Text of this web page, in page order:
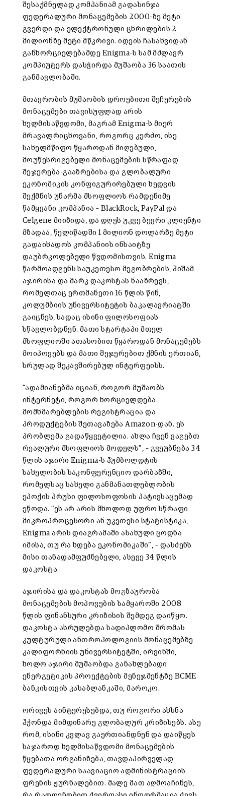
შესაქმნელად კომპანიამ გადასინჯა
ფედერალური მონაცემების 2000-ზე მეტი
გვერდი და ელექტრონული ცხრილების 2
მილიონზე მეტი მწკრივი. იდეის ჩასახვიდან
განხორციელებამდე Enigma-ს სამ მძლავრ
კომპიუტერს დასჭირდა მუშაობა 36 საათის
განმავლობაში.
მთავრობის მუშაობის დროებითი შეჩერების
მონაცემები თავისუფლად არის
ხელმისაწვდომი, მაგრამ Enigma-ს მიერ
მრავალრიცხოვანი, როგორც კერძო, ისე
სახელმწიფო წყაროდან მიღებული,
მოუწესრიგებელი მონაცემების სწრაფად
შეჯერება-გააზრებისა და გლობალური
ეკონომიკის კონფიგურირებული ხედვის
შექმნის უნარმა მსოფლიოს რამდენიმე
წამყვანი კომპანია – BlackRock, PayPal და
Celgene მიიზიდა, და დღეს უკვე ბევრი კლიენტი
მზადაა, წელიწადში 1 მილიონ დოლარზე მეტი
გადაიხადოს კომპანიის ინსაიტზე
დაუბრკოლებელი წვდომისთვის. Enigma
წარმოადგენს საუკეთესო მეგობრების, ჰიშამ
აჯირისა და მარკ დაკოსტას ნააზრევს,
რომელთაც ერთმანეთი 16 წლის წინ,
კოლუმბიის უნივერსიტეტის ბაკალავრიატში
გაიცნეს, სადაც ისინი ფილოსოფიას
სწავლობდნენ. მათი სტარტაპი მთელ
მსოფლიოში ათასობით წყაროდან მონაცემებს
მოიპოვებს და მათი შეჯერებით ქმნის ერთიან,
სრულად შეკავშირებულ ინტერფეისს.
“ადამიანებმა იციან, როგორ მუშაობს
ინტერნეტი, როგორ ხორციელდება
მომხმარებლების რეგისტრაცია და
პროდუქტების შეთავაზება Amazon-დან. ეს
პრობლემა გადაწყვეტილია. ახლა ჩვენ ვაგებთ
რეალური მსოფლიოს მოდელს”, – გვეუბნება 34
წლის აჯირი Enigma-ს ჰუმბოლდტის
სახელობის საკონფერენციო დარბაზში,
რომელსაც სახელი განმანათლებლობის
ეპოქის პრუსი ფილოსოფოსის პატივსაცემად
ეწოდა. “ეს არ არის მხოლოდ უფრო სწრაფი
მიკროპროცესორი ან უკეთესი სტატისტიკა,
Enigma არის დიაგრამაში ასახული ცოდნა
იმისა, თუ რა ხდება ეკონომიკაში”, – დასძენს
მისი თანადამფუძნებელი, ასევე 34 წლის
დაკოსტა.
აჯირისა და დაკოსტას მოგზაურობა
მონაცემების მოპოვების სამყაროში 2008
წლის ფინანსური კრიზისის შემდეგ დაიწყო.
დაკოსტა ასრულებდა სადიპლომო შრომას
კულტურული ანთროპოლოგიის მონაცემებზე
კალიფორნიის უნივერსიტეტში, ირვინში,
ხოლო აჯირი მუშაობდა განახლებადი
ენერგეტიკის პროექტების მენეჯმენტზე BCME
ბანკისთვის კასაბლანკაში, მაროკო.
ორივეს აინტერესებდა, თუ როგორი ახსნა
ჰქონდა მიმდინარე გლობალურ კრიზისებს. ასე
რომ, ისინი კვლავ გაერთიანდნენ და დაიწყეს
საჯაროდ ხელმისაწვდომი მონაცემების
წყებათა ორგანიზება, თავდაპირველად
ფედერალური საავიაციო ადმინისტრაციის
ფრენის ჟურნალებით. მალე მათ აღმოაჩინეს,